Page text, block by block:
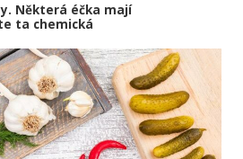
Některá éčka mají
ta chemická